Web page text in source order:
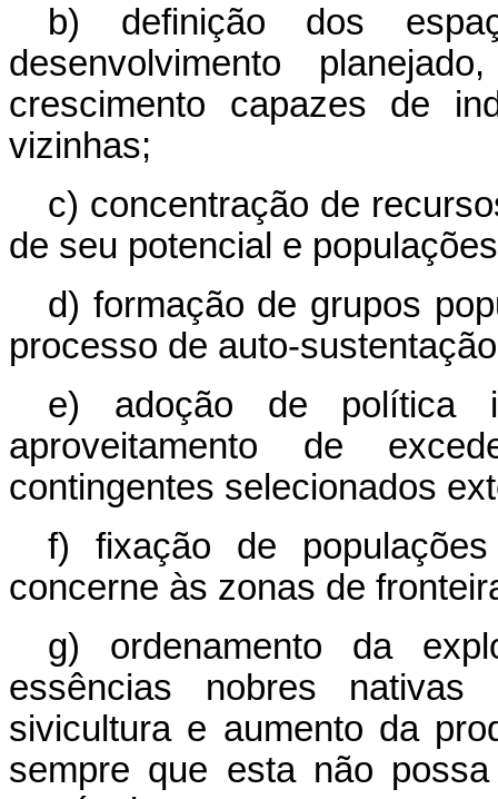
b) definição dos
desenvolvimento
crescimento capazes de
vizinhas;
c) concentração de
de seu potencial e
d) formação de grupos
processo de auto-
e) adoção de política
aproveitamento de
contingentes selecionados
f) fixação de
concerne às zonas de
g) ordenamento da
essências nobres
sivicultura e aumento da
sempre que esta não